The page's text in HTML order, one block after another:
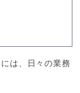
は、日々の業務